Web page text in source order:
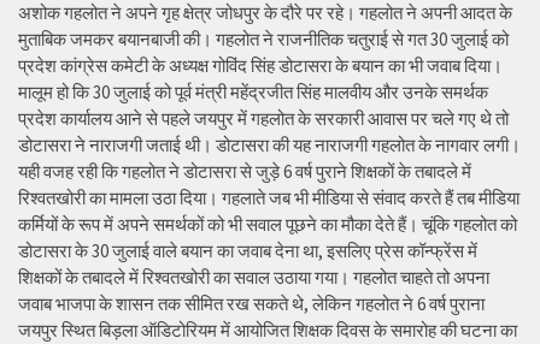
अशोक गहलोत ने अपने गृह क्षेत्र जोधपुर के दौरे पर रहे। गहलोत ने अपनी आदत के
मुताबिक जमकर बयानबाजी की। गहलोत ने राजनीतिक चतुराई से गत 30 जुलाई को
प्रदेश कांग्रेस कमेटी के अध्यक्ष गोविंद सिंह डोटासरा के बयान का भी जवाब दिया।
मालूम हो कि 30 जुलाई को पूर्व मंत्री महेंद्रजीत सिंह मालवीय और उनके समर्थक
प्रदेश कार्यालय आने से पहले जयपुर में गहलोत के सरकारी आवास पर चले गए थे तो
डोटासरा ने नाराजगी जताई थी। डोटासरा की यह नाराजगी गहलोत के नागवार लगी।
यही वजह रही कि गहलोत ने डोटासरा से जुड़े 6 वर्ष पुराने शिक्षकों के तबादले में
रिश्वतखोरी का मामला उठा दिया। गहलाते जब भी मीडिया से संवाद करते हैं तब मीडिया
कर्मियों के रूप में अपने समर्थकों को भी सवाल पूछने का मौका देते हैं। चूंकि गहलोत को
डोटासरा के 30 जुलाई वाले बयान का जवाब देना था, इसलिए प्रेस कॉन्फ्रेंस में
शिक्षकों के तबादले में रिश्वतखोरी का सवाल उठाया गया। गहलोत चाहते तो अपना
जवाब भाजपा के शासन तक सीमित रख सकते थे, लेकिन गहलोत ने 6 वर्ष पुराना
जयपुर स्थित बिड़ला ऑडिटोरियम में आयोजित शिक्षक दिवस के समारोह की घटना का